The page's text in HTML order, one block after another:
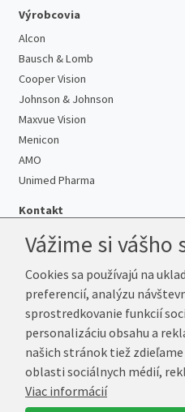
Výrobcovia
Alcon
Bausch & Lomb
Cooper Vision
Johnson & Johnson
Maxvue Vision
Menicon
AMO
Unimed Pharma
Kontakt
Telefón:+421 222 205 863
E-mail:info@kup-sosovky.sk
Reklamačná adresa
Andrea Votavová
Revoluční 1017
290 01 Poděbrady
Česká republika
Vážime si vášho
Cookies sa používajú na
preferencií, analýzu
sprostredkovanie funkcií
personalizáciu obsahu a
našich stránok tiež
oblasti sociálnych médií,
Viac informácií